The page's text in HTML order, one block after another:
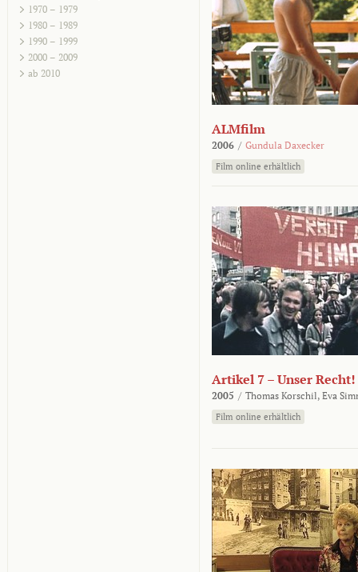
1970 – 1979
1980 – 1989
1990 – 1999
2000 – 2009
ab 2010
ALMfilm
2006 / Gundula Daxecker
Film online erhältlich
Artikel 7 – Unser Recht!
2005 / Thomas Korschil, Eva
Film online erhältlich